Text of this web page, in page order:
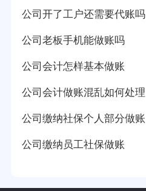
公司开了工户还需要代账吗
公司老板手机能做账吗
公司会计怎样基本做账
公司会计做账混乱如何处理
公司缴纳社保个人部分做账
公司缴纳员工社保做账